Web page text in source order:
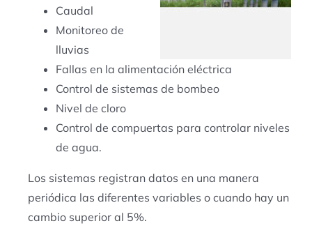
Caudal
Monitoreo de
lluvias
Fallas en la alimentación eléctrica
Control de sistemas de bombeo
Nivel de cloro
Control de compuertas para controlar niveles
de agua.
Los sistemas registran datos en una manera
periódica las diferentes variables o cuando hay un
cambio superior al 5%.